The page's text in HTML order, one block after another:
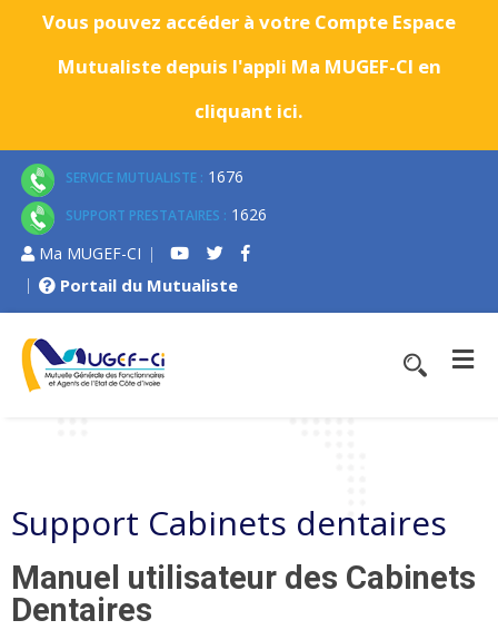
Vous pouvez accéder à votre Compte Espace
Mutualiste depuis l'appli Ma MUGEF-CI en
cliquant ici.
SERVICE MUTUALISTE : 1676
SUPPORT PRESTATAIRES : 1626
Ma MUGEF-CI
Portail du Mutualiste
Support Cabinets dentaires
Manuel utilisateur des Cabinets
Dentaires